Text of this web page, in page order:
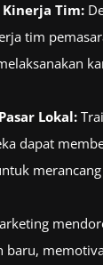
Tim:
tim
Lokal:
dapat
baru,